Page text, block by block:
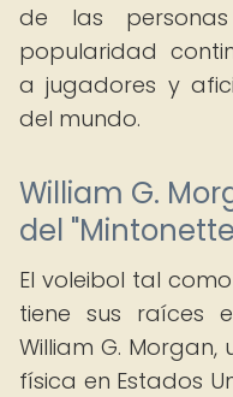
de las
popularidad
a jugadores y
del mundo.
William G.
del
El voleibol tal
tiene sus raíces
William G.
física en Estados